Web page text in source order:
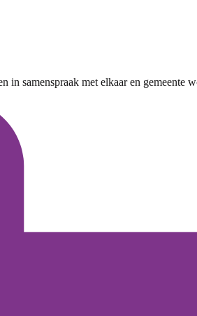
samenspraak met elkaar en gemeente